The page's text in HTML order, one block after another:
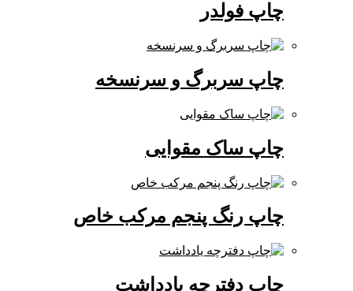
چاپ فولدر
چاپ سربرگ و سرنسخه
چاپ ساک مقوایی
چاپ رنگ پنجم مرکب خاص
چاپ دفترچه یادداشت